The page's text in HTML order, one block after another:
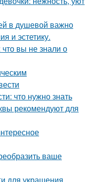
в душевой важно
и эстетику.
вы не знали о
что нужно знать
рекомендуют для
ваше
для украшения